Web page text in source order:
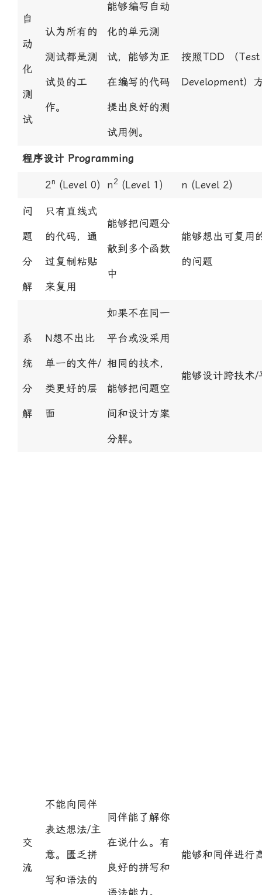
自
动
化
测
试
认为所有的
测试都是测
试员的工
作。
能够编写自动
化的单元测
试，能够为正
在编写的代码
提出良好的测
试用例。
按照TDD （
Development）
程序设计 Programming
2n (Level 0) n2 (Level 1) n (Level 2)
问
题
分
解
只有直线式
的代码，通
过复制粘贴
来复用
能够把问题分
散到多个函数
中
能够想出可复用
的问题
系
统
分
解
N想不出比
单一的文件/
类更好的层
面
如果不在同一
平台或没采用
相同的技术，
能够把问题空
间和设计方案
分解。
能够设计跨技术/
交
流
不能向同伴
表达想法/主
意。匮乏拼
写和语法的
同伴能了解你
在说什么。有
良好的拼写和
语法能力。
能够和同伴进行